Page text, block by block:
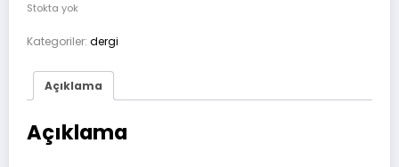
Stokta yok
Kategoriler: dergi
Açıklama
Açıklama